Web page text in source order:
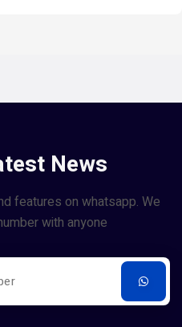
News
features on whatsapp. We
with anyone